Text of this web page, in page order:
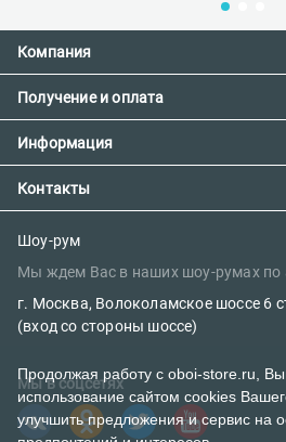
Компания
Контакты
О компании
Сотрудничество
Наш блог
Получение и оплата
Доставка и оплата
Предзаказ товара с фабрики
Информация
Как сделать заказ
Политика конфиденциальности
Правила поклейки обоев
Контакты
E-mail:
sales@oboi-store.ru
Телефоны:
8 (800) 302-39-84 (бесплатно)
Шоу-рум
Мы ждем Вас в наших шоу-румах по
г. Москва, Волоколамское шоссе 6
(вход со стороны шоссе)
Мы в соцсетях
Продолжая работу с oboi-store.ru,
использование сайтом cookies
улучшить предложения и сервис на